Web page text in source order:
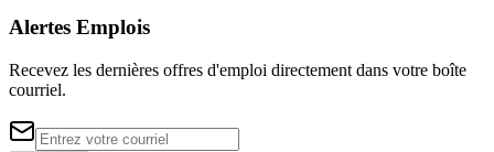
Alertes Emplois
Recevez les dernières offres d'emploi directement dans votre boîte
courriel.